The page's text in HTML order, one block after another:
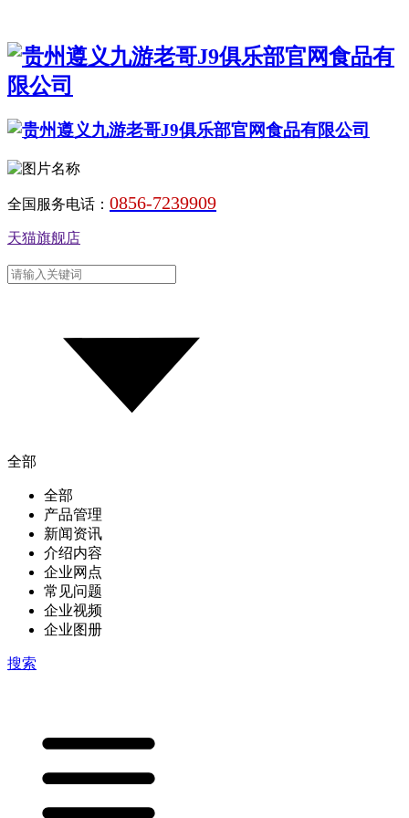
全国服务电话： 0856-7239909
天猫旗舰店
全部
全部
产品管理
新闻资讯
介绍内容
企业网点
常见问题
企业视频
企业图册
搜索